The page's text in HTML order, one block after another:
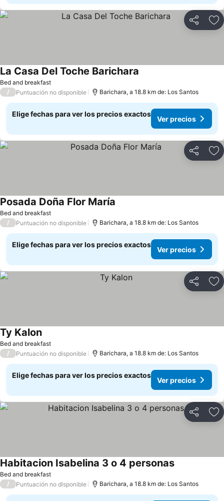
Compartir
Bed and breakfast
La Casa Del Toche Barichara
/ Puntuación no disponible Barichara, a 18.8 km de: Los Santos
Elige fechas para ver los precios exactos
Ver precios
Compartir
Bed and breakfast
Posada Doña Flor María
/ Puntuación no disponible Barichara, a 18.8 km de: Los Santos
Elige fechas para ver los precios exactos
Ver precios
Compartir
Bed and breakfast
Ty Kalon
/ Puntuación no disponible Barichara, a 18.8 km de: Los Santos
Elige fechas para ver los precios exactos
Ver precios
Compartir
Bed and breakfast
Habitacion Isabelina 3 o 4 personas
/ Puntuación no disponible Barichara, a 18.8 km de: Los Santos